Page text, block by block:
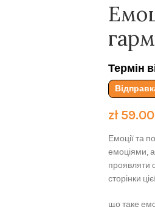
Термін
zł59.00
Емоції та
емоціями,
проявляти
сторінки
що таке